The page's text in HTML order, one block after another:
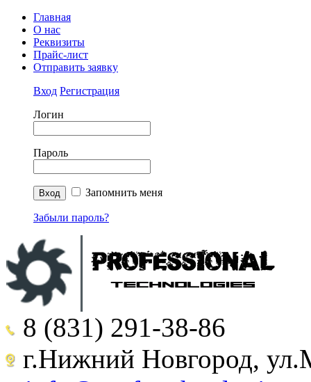
Главная
О нас
Реквизиты
Прайс-лист
Отправить заявку
Вход Регистрация
Логин
Пароль
Запомнить меня
Забыли пароль?
8 (831) 291-38-86
г.Нижний Новгород,